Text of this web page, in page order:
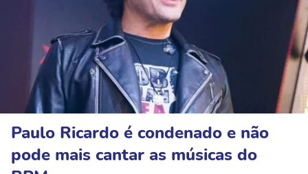
Paulo Ricardo é condenado e não
pode mais cantar as músicas do